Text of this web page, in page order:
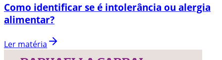
Como identificar se é intolerância ou alergia
alimentar?
Ler matéria